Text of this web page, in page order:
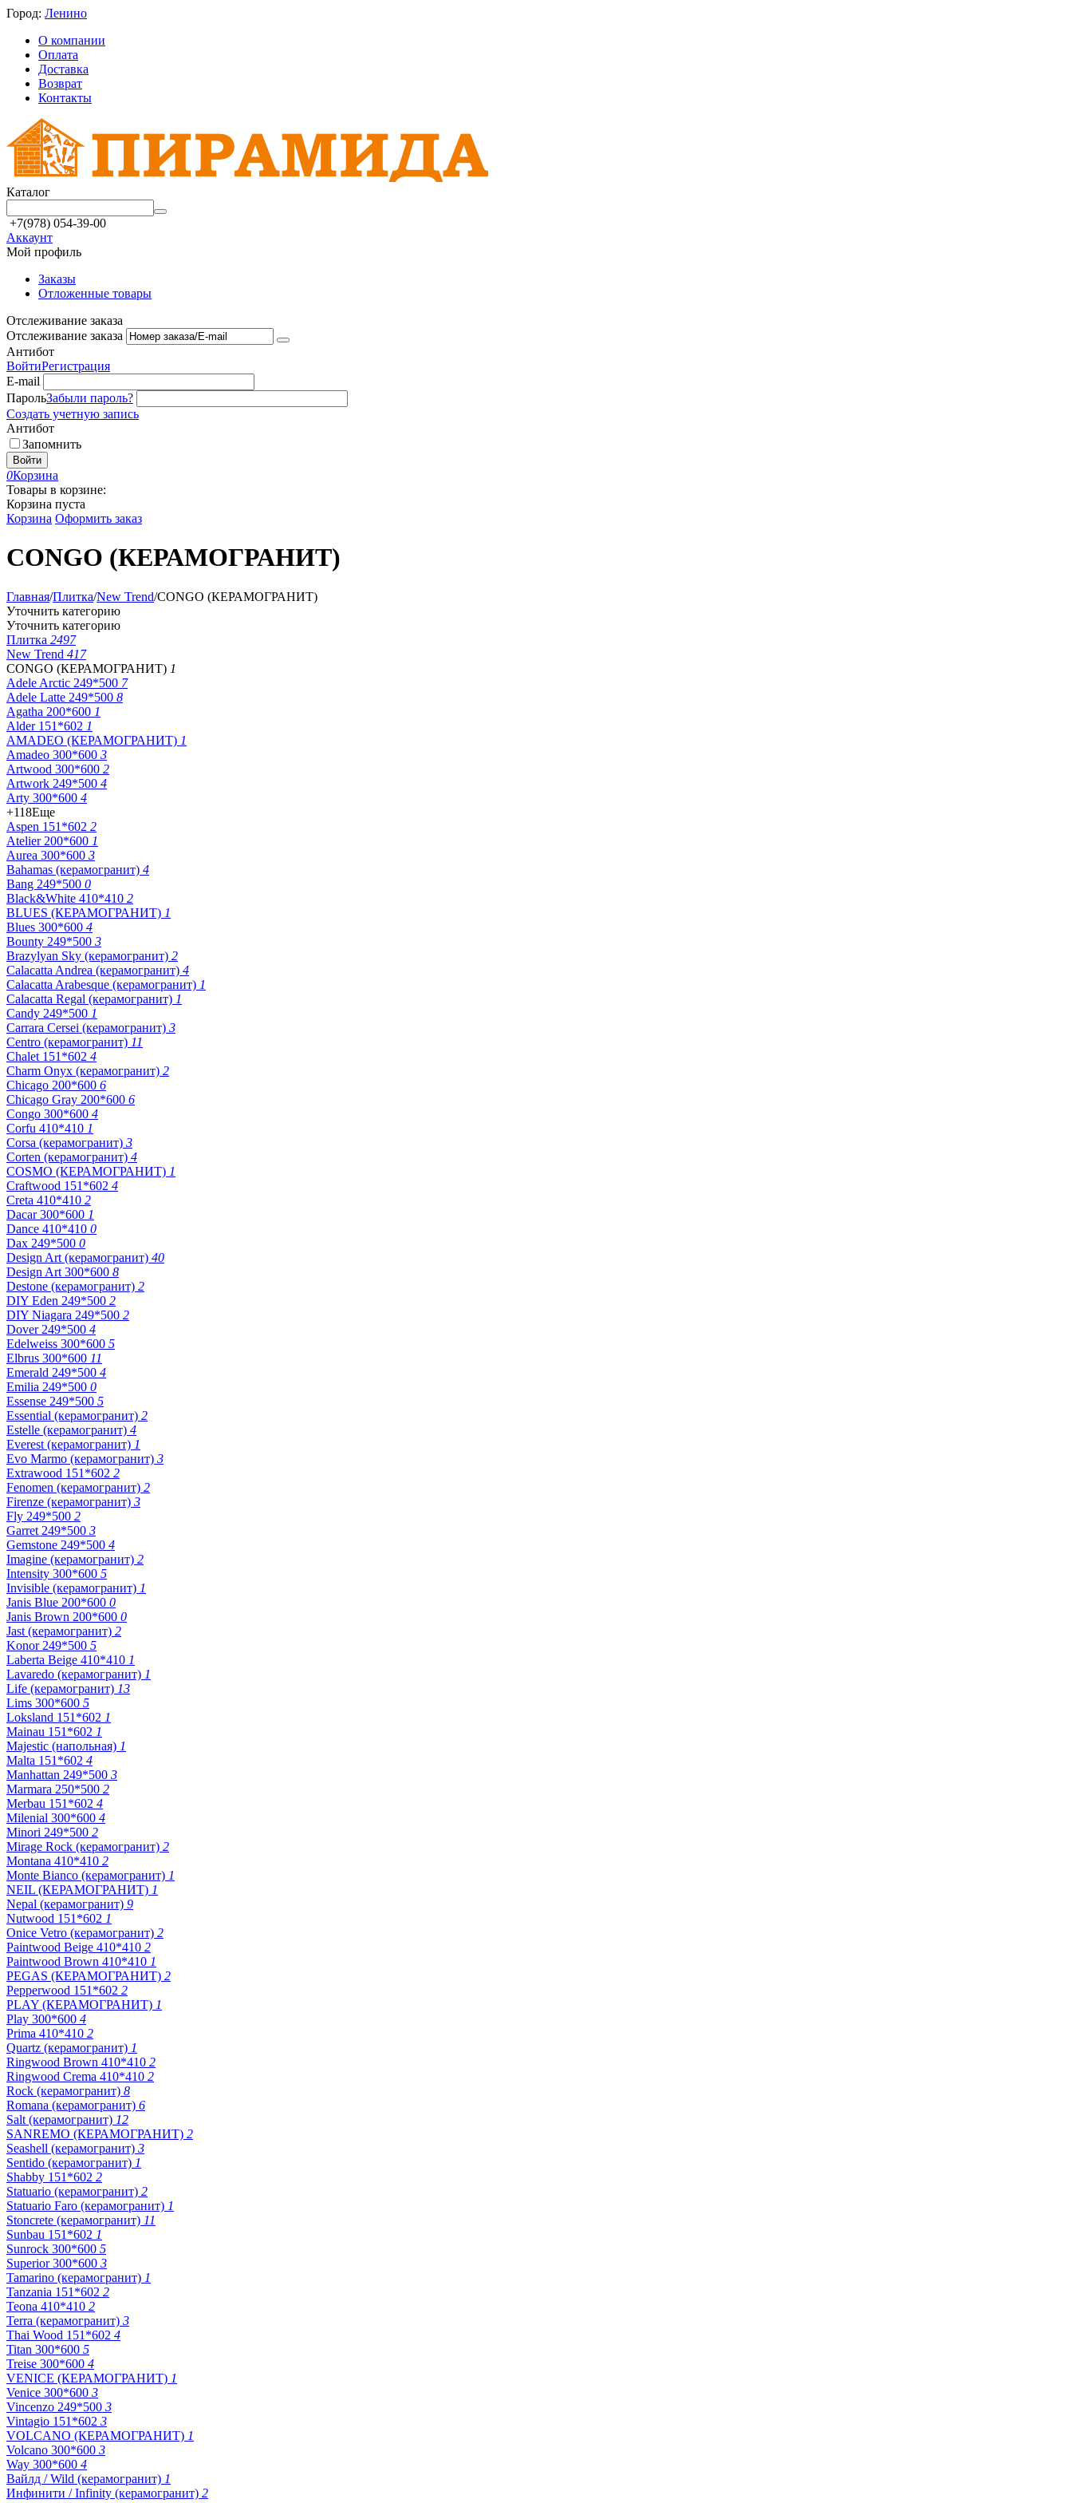
Город: Ленино
О компании
Оплата
Доставка
Возврат
Контакты
Каталог
+7(978) 054-39-00
Аккаунт
Мой профиль
Заказы
Отложенные товары
Отслеживание заказа
Отслеживание заказа
Антибот
ВойтиРегистрация
E-mail
ПарольЗабыли пароль?
Создать учетную запись
Антибот
Запомнить
Войти
0Корзина
Товары в корзине:
Корзина пуста
Корзина Оформить заказ
CONGO (КЕРАМОГРАНИТ)
Главная/Плитка/New Trend/CONGO (КЕРАМОГРАНИТ)
Уточнить категорию
Уточнить категорию
Плитка 2497
New Trend 417
CONGO (КЕРАМОГРАНИТ) 1
Adele Arctic 249*500 7
Adele Latte 249*500 8
Agatha 200*600 1
Alder 151*602 1
AMADEO (КЕРАМОГРАНИТ) 1
Amadeo 300*600 3
Artwood 300*600 2
Artwork 249*500 4
Arty 300*600 4
+118Еще
Aspen 151*602 2
Atelier 200*600 1
Aurea 300*600 3
Bahamas (керамогранит) 4
Bang 249*500 0
Black&White 410*410 2
BLUES (КЕРАМОГРАНИТ) 1
Blues 300*600 4
Bounty 249*500 3
Brazylyan Sky (керамогранит) 2
Calacatta Andrea (керамогранит) 4
Calacatta Arabesque (керамогранит) 1
Calacatta Regal (керамогранит) 1
Candy 249*500 1
Carrara Cersei (керамогранит) 3
Centro (керамогранит) 11
Chalet 151*602 4
Charm Onyx (керамогранит) 2
Chicago 200*600 6
Chicago Gray 200*600 6
Congo 300*600 4
Corfu 410*410 1
Corsa (керамогранит) 3
Corten (керамогранит) 4
COSMO (КЕРАМОГРАНИТ) 1
Craftwood 151*602 4
Creta 410*410 2
Dacar 300*600 1
Dance 410*410 0
Dax 249*500 0
Design Art (керамогранит) 40
Design Art 300*600 8
Destone (керамогранит) 2
DIY Eden 249*500 2
DIY Niagara 249*500 2
Dover 249*500 4
Edelweiss 300*600 5
Elbrus 300*600 11
Emerald 249*500 4
Emilia 249*500 0
Essense 249*500 5
Essential (керамогранит) 2
Estelle (керамогранит) 4
Everest (керамогранит) 1
Evo Marmo (керамогранит) 3
Extrawood 151*602 2
Fenomen (керамогранит) 2
Firenze (керамогранит) 3
Fly 249*500 2
Garret 249*500 3
Gemstone 249*500 4
Imagine (керамогранит) 2
Intensity 300*600 5
Invisible (керамогранит) 1
Janis Blue 200*600 0
Janis Brown 200*600 0
Jast (керамогранит) 2
Konor 249*500 5
Laberta Beige 410*410 1
Lavaredo (керамогранит) 1
Life (керамогранит) 13
Lims 300*600 5
Loksland 151*602 1
Mainau 151*602 1
Majestic (напольная) 1
Malta 151*602 4
Manhattan 249*500 3
Marmara 250*500 2
Merbau 151*602 4
Milenial 300*600 4
Minori 249*500 2
Mirage Rock (керамогранит) 2
Montana 410*410 2
Monte Bianco (керамогранит) 1
NEIL (КЕРАМОГРАНИТ) 1
Nepal (керамогранит) 9
Nutwood 151*602 1
Onice Vetro (керамогранит) 2
Paintwood Beige 410*410 2
Paintwood Brown 410*410 1
PEGAS (КЕРАМОГРАНИТ) 2
Pepperwood 151*602 2
PLAY (КЕРАМОГРАНИТ) 1
Play 300*600 4
Prima 410*410 2
Quartz (керамогранит) 1
Ringwood Brown 410*410 2
Ringwood Crema 410*410 2
Rock (керамогранит) 8
Romana (керамогранит) 6
Salt (керамогранит) 12
SANREMO (КЕРАМОГРАНИТ) 2
Seashell (керамогранит) 3
Sentido (керамогранит) 1
Shabby 151*602 2
Statuario (керамогранит) 2
Statuario Faro (керамогранит) 1
Stoncrete (керамогранит) 11
Sunbau 151*602 1
Sunrock 300*600 5
Superior 300*600 3
Tamarino (керамогранит) 1
Tanzania 151*602 2
Teona 410*410 2
Terra (керамогранит) 3
Thai Wood 151*602 4
Titan 300*600 5
Treise 300*600 4
VENICE (КЕРАМОГРАНИТ) 1
Venice 300*600 3
Vincenzo 249*500 3
Vintagio 151*602 3
VOLCANO (КЕРАМОГРАНИТ) 1
Volcano 300*600 3
Way 300*600 4
Вайлд / Wild (керамогранит) 1
Инфинити / Infinity (керамогранит) 2